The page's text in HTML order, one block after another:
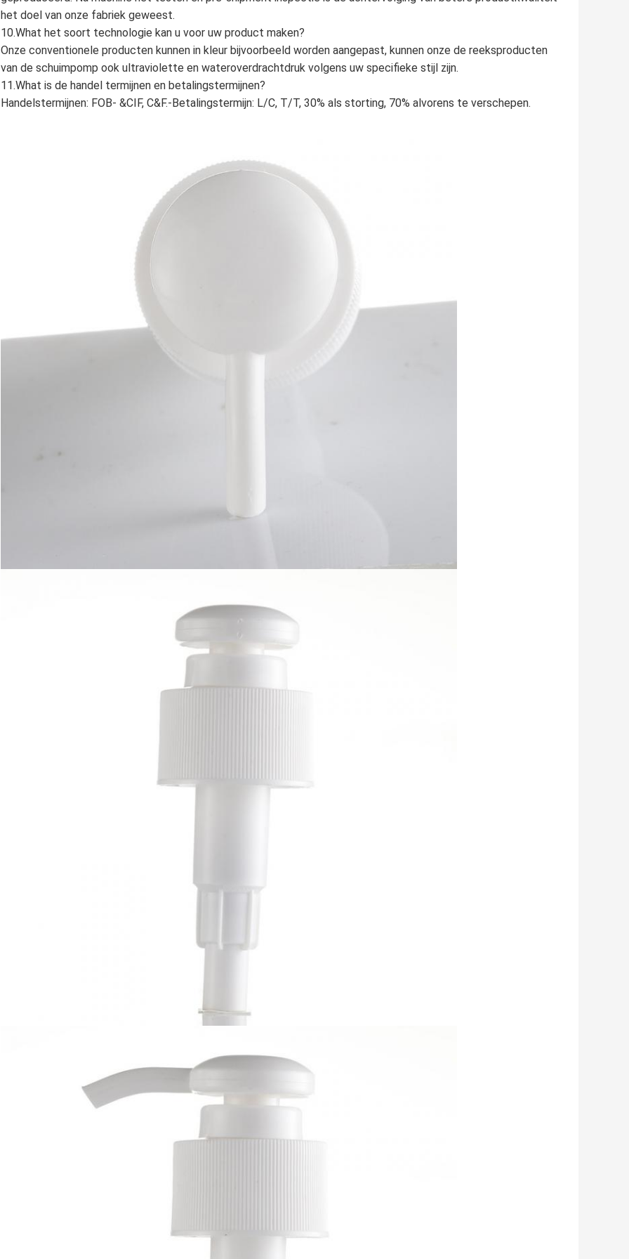
het doel van onze fabriek geweest.
10.What het soort technologie kan u voor uw product maken?
Onze conventionele producten kunnen in kleur bijvoorbeeld worden aangepast, kunnen onze de reeksproducten
van de schuimpomp ook ultraviolette en wateroverdrachtdruk volgens uw specifieke stijl zijn.
11.What is de handel termijnen en betalingstermijnen?
Handelstermijnen: FOB- &CIF, C&F.-Betalingstermijn: L/C, T/T, 30% als storting, 70% alvorens te verschepen.